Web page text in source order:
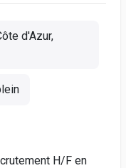
d'Azur,
H/F en